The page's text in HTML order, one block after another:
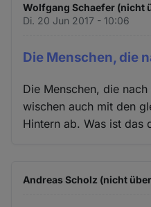
Wolfgang Schaefer (nicht
Di. 20 Jun 2017 - 10:06
Die Menschen, die
Die Menschen, die
wischen auch mit den
Hintern ab. Was ist das
Andreas Scholz (nicht